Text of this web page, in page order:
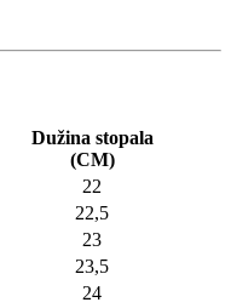
Dužina stopala
(CM)
22
22,5
23
23,5
24